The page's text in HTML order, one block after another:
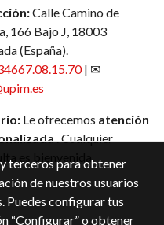
Calle Camino de
166 Bajo J, 18003
(España).
| ✉
Le ofrecemos atención
. Cualquier
es bienvenida.
terceros para obtener
de nuestros usuarios
Puedes configurar tus
“Configurar” o obtener